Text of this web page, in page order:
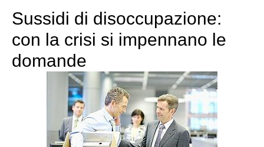
Sussidi di disoccupazione:
con la crisi si impennano le
domande